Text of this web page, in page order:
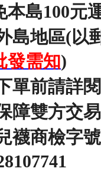
本島100元
島地區(以
發需知)
單前請詳
障雙方交
襪商檢字號